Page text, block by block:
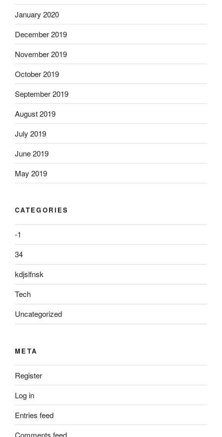
January 2020
December 2019
November 2019
October 2019
September 2019
August 2019
July 2019
June 2019
May 2019
CATEGORIES
-1
34
kdjslfnsk
Tech
Uncategorized
META
Register
Log in
Entries feed
Comments feed